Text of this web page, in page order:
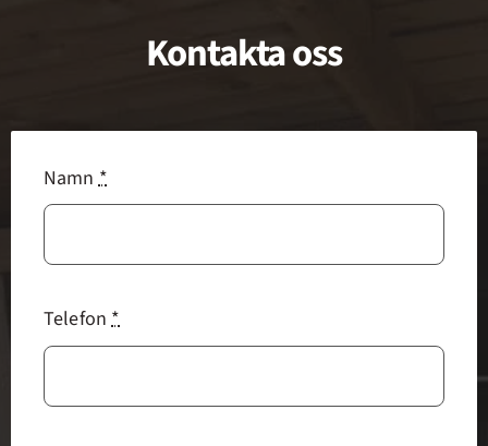
Kontakta oss
Namn*
Telefon*